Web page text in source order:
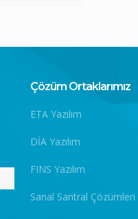
Çözüm Ortaklarımız
ETA Yazılım
DİA Yazılım
FINS Yazılım
Sanal Santral Çözümleri